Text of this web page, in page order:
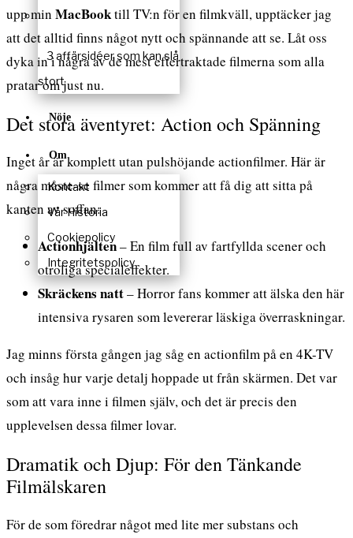
3 affärsidéer som kan slå
stort
Nöje
Om
Kontakt
Vår Historia
Cookiepolicy
Integritetspolicy
upp min MacBooktill TV:n för en filmkväll, upptäcker jag
att det alltid finns något nytt och spännande att se. Låt oss
dyka in i några av de mest eftertraktade filmerna som alla
pratar om just nu.
Det stora äventyret: Action och Spänning
Inget år är komplett utan pulshöjande actionfilmer. Här är
några måste-se filmer som kommer att få dig att sitta på
kanten av soffan:
Actionhjälten– En film full av fartfyllda scener och
otroliga specialeffekter.
Skräckens natt– Horror fans kommer att älska den här
intensiva rysaren som levererar läskiga överraskningar.
Jag minns första gången jag såg en actionfilm på en 4K-TV
och insåg hur varje detalj hoppade ut från skärmen. Det var
som att vara inne i filmen själv, och det är precis den
upplevelsen dessa filmer lovar.
Dramatik och Djup: För den Tänkande
Filmälskaren
För de som föredrar något med lite mer substans och